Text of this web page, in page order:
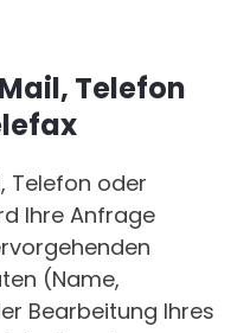
Telefon
Telefon oder
Ihre Anfrage
(Name,
Bearbeitung Ihres